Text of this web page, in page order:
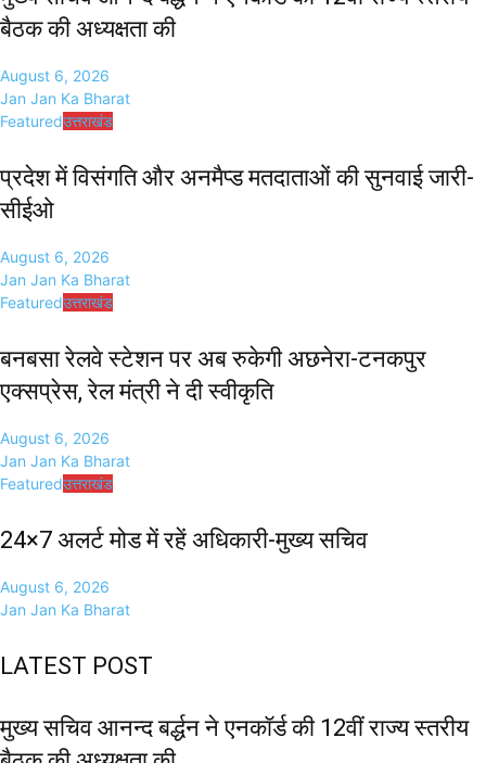
बैठक की अध्यक्षता की
August 6, 2026
Jan Jan Ka Bharat
Featuredउत्तराखंड
प्रदेश में विसंगति और अनमैप्ड मतदाताओं की सुनवाई जारी-
सीईओ
August 6, 2026
Jan Jan Ka Bharat
Featuredउत्तराखंड
बनबसा रेलवे स्टेशन पर अब रुकेगी अछनेरा-टनकपुर
एक्सप्रेस, रेल मंत्री ने दी स्वीकृति
August 6, 2026
Jan Jan Ka Bharat
Featuredउत्तराखंड
24×7 अलर्ट मोड में रहें अधिकारी-मुख्य सचिव
August 6, 2026
Jan Jan Ka Bharat
LATEST POST
मुख्य सचिव आनन्द बर्द्धन ने एनकॉर्ड की 12वीं राज्य स्तरीय